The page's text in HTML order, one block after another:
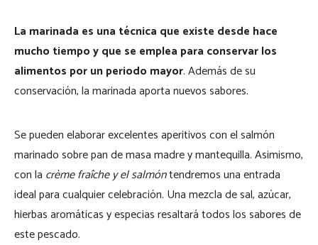
La marinada es una técnica que existe desde hace
mucho tiempo y que se emplea para conservar los
alimentos por un periodo mayor. Además de su
conservación, la marinada aporta nuevos sabores.
Se pueden elaborar excelentes aperitivos con el salmón
marinado sobre pan de masa madre y mantequilla. Asimismo,
con la crème fraîche y el salmóntendremos una entrada
ideal para cualquier celebración. Una mezcla de sal, azúcar,
hierbas aromáticas y especias resaltará todos los sabores de
este pescado.